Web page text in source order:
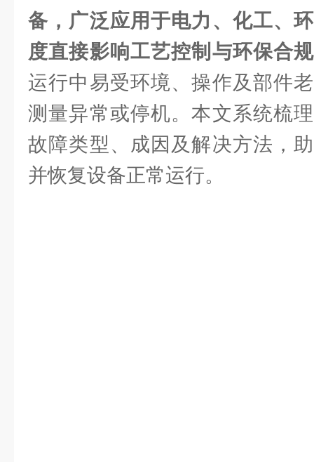
备，广泛应用于电力、化工、
度直接影响工艺控制与环保合
运行中易受环境、操作及部件
测量异常或停机。本文系统梳
故障类型、成因及解决方法，
并恢复设备正常运行。